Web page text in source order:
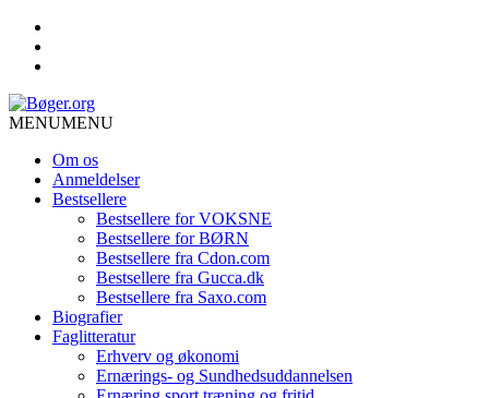
MENUMENU
Om os
Anmeldelser
Bestsellere
Bestsellere for VOKSNE
Bestsellere for BØRN
Bestsellere fra Cdon.com
Bestsellere fra Gucca.dk
Bestsellere fra Saxo.com
Biografier
Faglitteratur
Erhverv og økonomi
Ernærings- og Sundhedsuddannelsen